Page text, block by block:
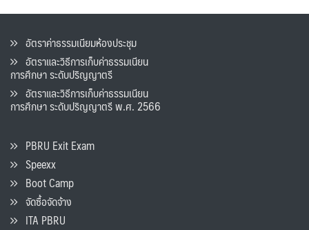
อัตราค่าธรรมเนียมห้องประชุม
อัตราและวิธีการเก็บค่าธรรมเนียน
การศึกษา ระดับปริญญาตรี
อัตราและวิธีการเก็บค่าธรรมเนียน
การศึกษา ระดับปริญญาตรี พ.ศ. 2566
PBRU Exit Exam
Speexx
Boot Camp
จัดซื้อจัดจ้าง
ITA PBRU